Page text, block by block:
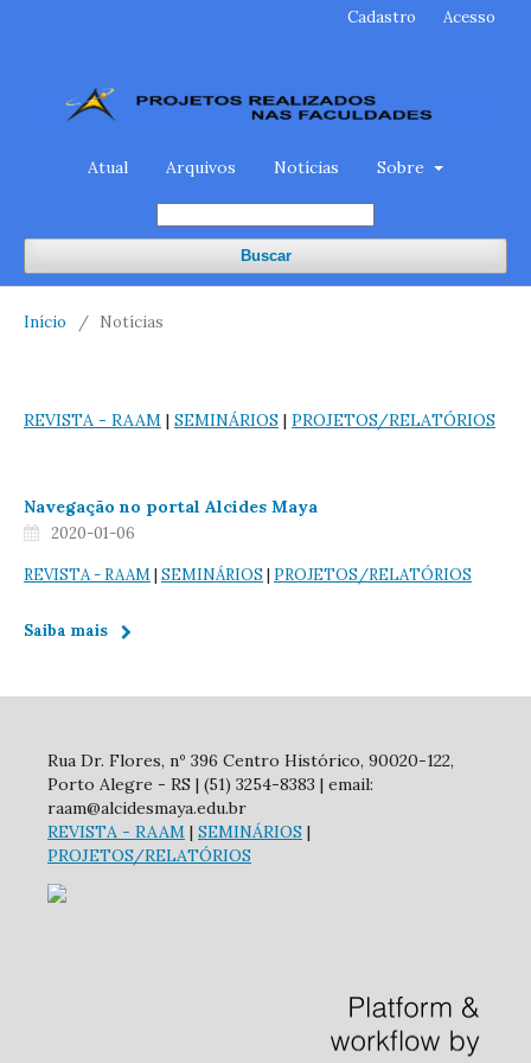
Atual Arquivos Notícias Sobre
Buscar
Cadastro Acesso
Início / Notícias
REVISTA - RAAM | SEMINÁRIOS | PROJETOS/RELATÓRIOS
Navegação no portal Alcides Maya
2020-01-06
REVISTA- RAAM| SEMINÁRIOS | PROJETOS/RELATÓRIOS
Saiba mais
Rua Dr. Flores, nº 396 Centro Histórico, 90020-122,
Porto Alegre - RS | (51) 3254-8383 | email:
raam@alcidesmaya.edu.br
REVISTA - RAAM | SEMINÁRIOS |
PROJETOS/RELATÓRIOS